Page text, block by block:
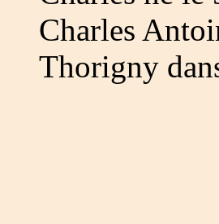
Charles
Thorigny